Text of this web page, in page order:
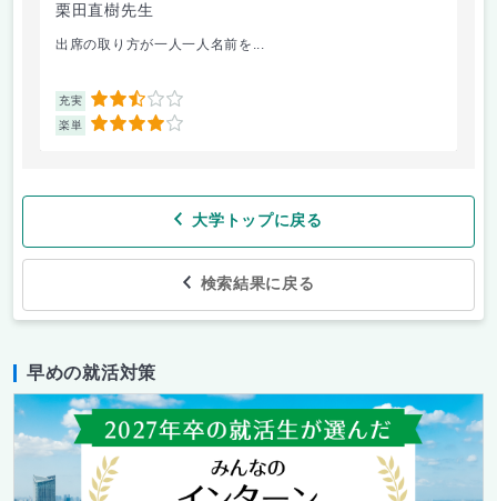
栗田直樹先生
出席の取り方が一人一人名前を...
充実 2.5
楽単 4
大学トップに戻る
検索結果に戻る
早めの就活対策